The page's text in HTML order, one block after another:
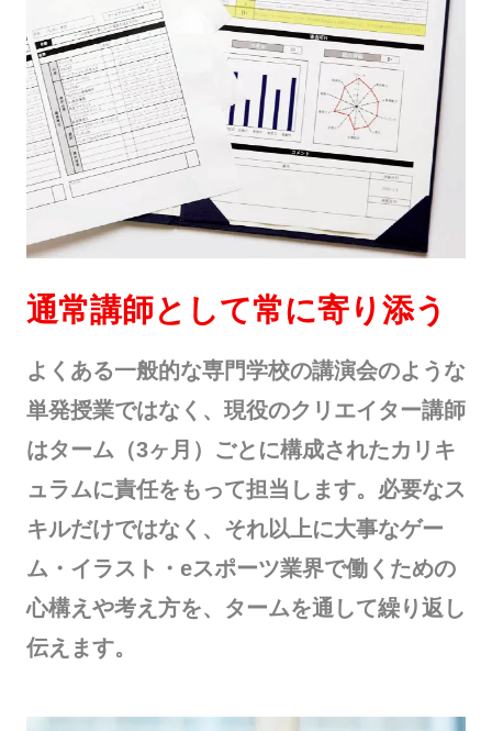
通常講師として常に寄り添う
よくある一般的な専門学校の講演会のような
単発授業ではなく、現役のクリエイター講師
はターム（3ヶ月）ごとに構成されたカリキ
ュラムに責任をもって担当します。必要なス
キルだけではなく、それ以上に大事なゲー
ム・イラスト・eスポーツ業界で働くための
心構えや考え方を、タームを通して繰り返し
伝えます。